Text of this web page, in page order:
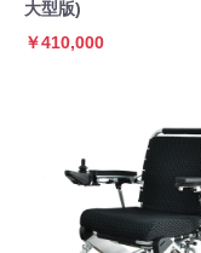
大型版)
￥410,000